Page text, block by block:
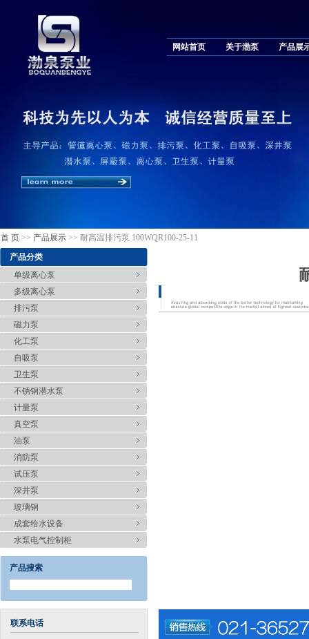
网站首页 关于渤泵 产品展
首 页 >> 产品展示 >> 耐高温排污泵 100WQR100-25-11
产品分类
单级离心泵
多级离心泵
排污泵
磁力泵
化工泵
自吸泵
卫生泵
不锈钢潜水泵
计量泵
真空泵
油泵
消防泵
试压泵
深井泵
玻璃钢
成套给水设备
水泵电气控制柜
产品搜索
联系电话